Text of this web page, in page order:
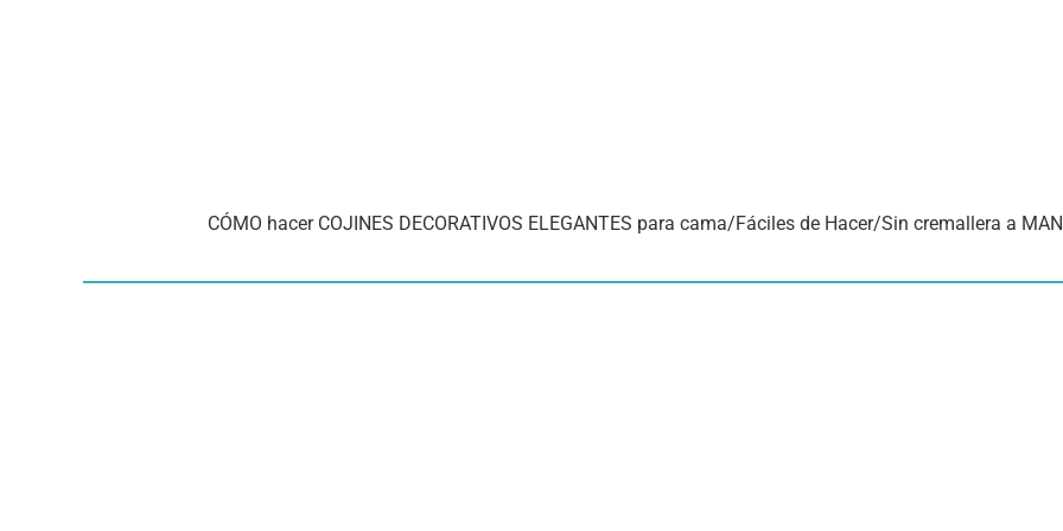
CÓMO hacer COJINES DECORATIVOS ELEGANTES para cama/Fáciles de Hacer/Sin cremallera a